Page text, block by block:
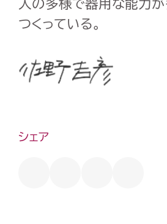
人の多様で器用な能力
つくっている。
シェア